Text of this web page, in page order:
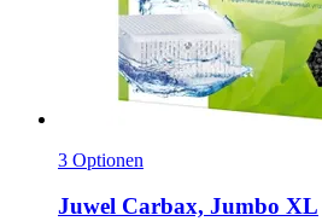
3 Optionen
Juwel Carbax, Jumbo XL